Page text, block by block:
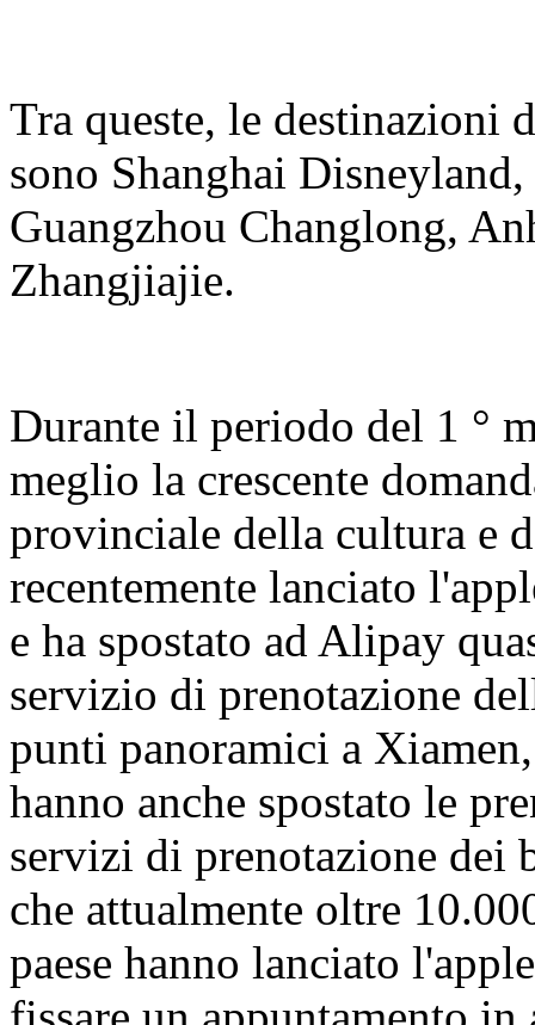
Tra queste, le
sono Shanghai
Guangzhou Changlong,
Zhangjiajie.
Durante il periodo del 1 °
meglio la crescente
provinciale della cultura e
recentemente lanciato
e ha spostato ad Alipay
servizio di prenotazione
punti panoramici a
hanno anche spostato le
servizi di prenotazione dei
che attualmente oltre
paese hanno lanciato